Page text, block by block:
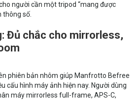
người cần một tripod “mang được
thông số.
Đủ chắc cho mirrorless,
phiên bản nhôm giúp Manfrotto Befree
cấu hình máy ảnh hiện nay. Người dùng
máy mirrorless full-frame, APS-C,